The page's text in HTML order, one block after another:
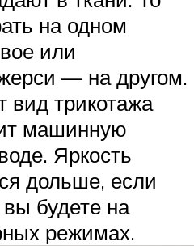
на одном
или
— на другом.
вид трикотажа
машинную
Яркость
дольше, если
будете на
режимах.